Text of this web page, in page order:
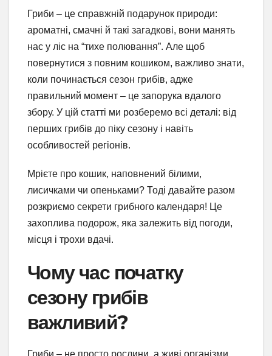
Гриби – це справжній подарунок природи:
ароматні, смачні й такі загадкові, вони манять
нас у ліс на “тихе полювання”. Але щоб
повернутися з повним кошиком, важливо знати,
коли починається сезон грибів, адже
правильний момент – це запорука вдалого
збору. У цій статті ми розберемо всі деталі: від
перших грибів до піку сезону і навіть
особливостей регіонів.
Мрієте про кошик, наповнений білими,
лисичками чи опеньками? Тоді давайте разом
розкриємо секрети грибного календаря! Це
захоплива подорож, яка залежить від погоди,
місця і трохи вдачі.
Чому час початку
сезону грибів
важливий?